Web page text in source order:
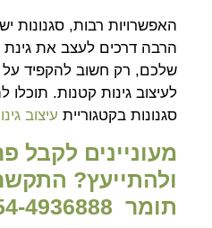
האפשרויות רבות, סגנונות
הרבה דרכים לעצב את
שלכם, רק חשוב להקפיד על
לעיצוב גינות קטנות. תוכלו
סגנונות בקטגוריית עיצוב
מעוניינים לקבל
ולהתייעץ?
תומר 054-4936888